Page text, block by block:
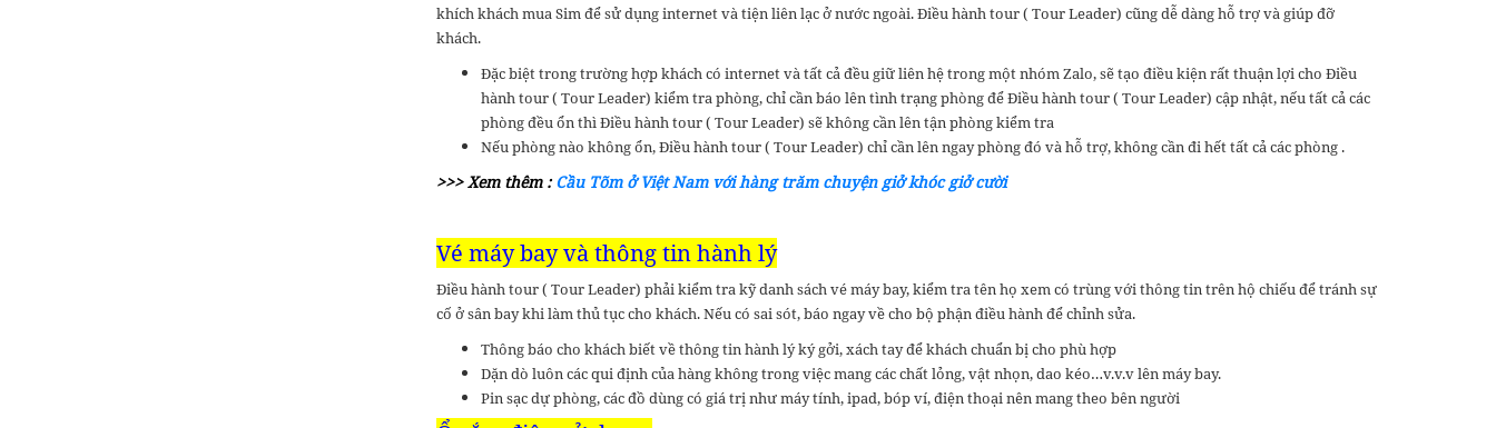
khích khách mua Sim để sử dụng internet và tiện liên lạc ở nước ngoài. Điều hành tour ( Tour Leader) cũng dễ dàng hỗ trợ và giúp đỡ
khách.
Đặc biệt trong trường hợp khách có internet và tất cả đều giữ liên hệ trong một nhóm Zalo, sẽ tạo điều kiện rất thuận lợi cho Điều
hành tour ( Tour Leader) kiểm tra phòng, chỉ cần báo lên tình trạng phòng để Điều hành tour ( Tour Leader) cập nhật, nếu tất cả các
phòng đều ổn thì Điều hành tour ( Tour Leader) sẽ không cần lên tận phòng kiểm tra
Nếu phòng nào không ổn, Điều hành tour ( Tour Leader) chỉ cần lên ngay phòng đó và hỗ trợ, không cần đi hết tất cả các phòng .
>>> Xem thêm : Cầu Tõm ở Việt Nam với hàng trăm chuyện giở khóc giở cười
Vé máy bay và thông tin hành lý
Điều hành tour ( Tour Leader) phải kiểm tra kỹ danh sách vé máy bay, kiểm tra tên họ xem có trùng với thông tin trên hộ chiếu để tránh sự
cố ở sân bay khi làm thủ tục cho khách. Nếu có sai sót, báo ngay về cho bộ phận điều hành để chỉnh sửa.
Thông báo cho khách biết về thông tin hành lý ký gởi, xách tay để khách chuẩn bị cho phù hợp
Dặn dò luôn các qui định của hàng không trong việc mang các chất lỏng, vật nhọn, dao kéo…v.v.v lên máy bay.
Pin sạc dự phòng, các đồ dùng có giá trị như máy tính, ipad, bóp ví, điện thoại nên mang theo bên người